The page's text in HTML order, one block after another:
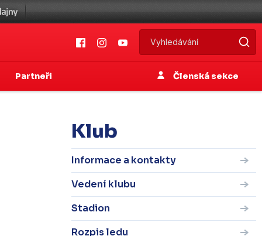
Partneři Členská sekce
Klub
Informace a kontakty
Vedení klubu
Stadion
Rozpis ledu